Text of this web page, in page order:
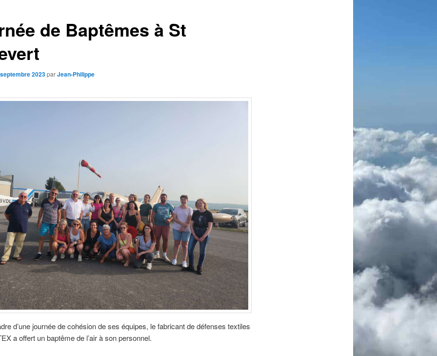
de Baptêmes à St
2023parJean-Philippe
d’une journée de cohésion de ses équipes, le fabricant de défenses textiles
a offert un baptême de l’air à son personnel.